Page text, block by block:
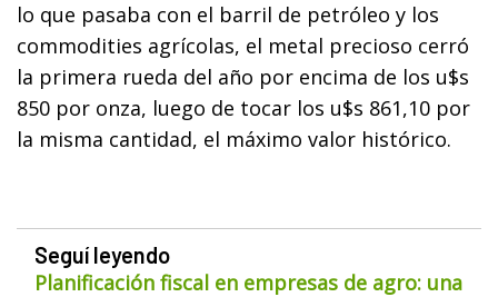
lo que pasaba con el barril de petróleo y los
commodities agrícolas, el metal precioso cerró
la primera rueda del año por encima de los u$s
850 por onza, luego de tocar los u$s 861,10 por
la misma cantidad, el máximo valor histórico.
Seguí leyendo
Planificación fiscal en empresas de agro: una